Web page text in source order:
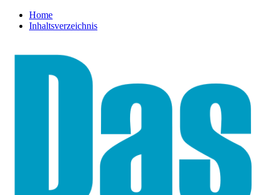
Home
Inhaltsverzeichnis